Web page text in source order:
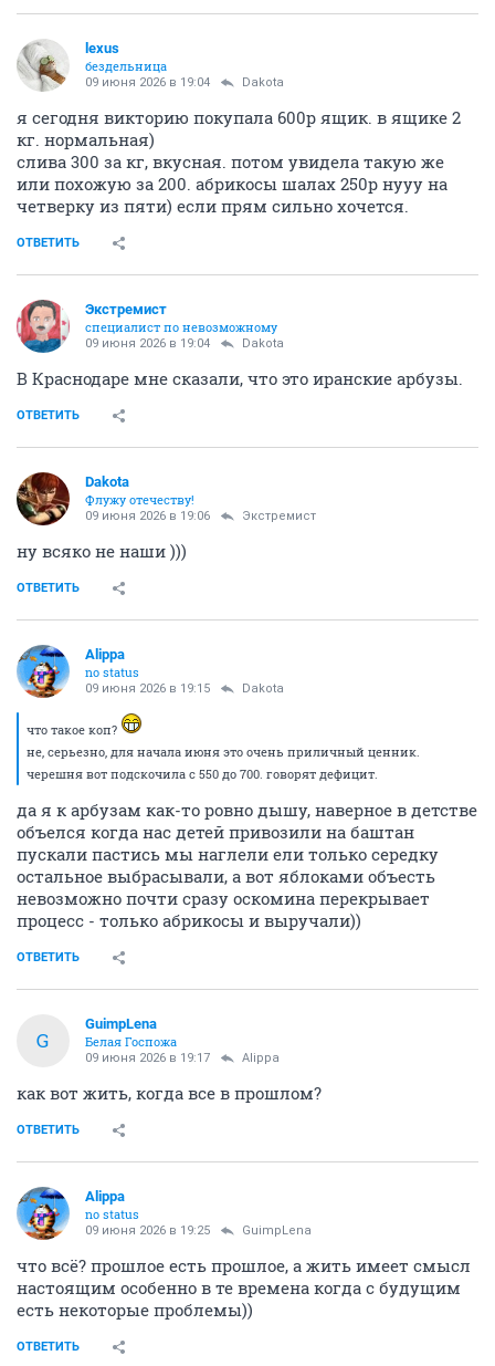
lexus
бездельница
09 июня 2026 в 19:04 Dаkota
я сегодня викторию покупала 600р ящик. в ящике 2
кг. нормальная)
слива 300 за кг, вкусная. потом увидела такую же
или похожую за 200. абрикосы шалах 250р нууу на
четверку из пяти) если прям сильно хочется.
ОТВЕТИТЬ
Экстремист
специалист по невозможному
09 июня 2026 в 19:04 Dаkota
В Краснодаре мне сказали, что это иранские арбузы.
ОТВЕТИТЬ
Dаkota
Флужу отечеству!
09 июня 2026 в 19:06 Экстремист
ну всяко не наши )))
ОТВЕТИТЬ
Alippa
no status
09 июня 2026 в 19:15 Dаkota
что такое коп?
не, серьезно, для начала июня это очень приличный ценник.
черешня вот подскочила с 550 до 700. говорят дефицит.
да я к арбузам как-то ровно дышу, наверное в детстве
объелся когда нас детей привозили на баштан
пускали пастись мы наглели ели только середку
остальное выбрасывали, а вот яблоками объесть
невозможно почти сразу оскомина перекрывает
процесс - только абрикосы и выручали))
ОТВЕТИТЬ
G
GuimpLena
Белая Госпожа
09 июня 2026 в 19:17 Alippa
как вот жить, когда все в прошлом?
ОТВЕТИТЬ
Alippa
no status
09 июня 2026 в 19:25 GuimpLena
что всё? прошлое есть прошлое, а жить имеет смысл
настоящим особенно в те времена когда с будущим
есть некоторые проблемы))
ОТВЕТИТЬ